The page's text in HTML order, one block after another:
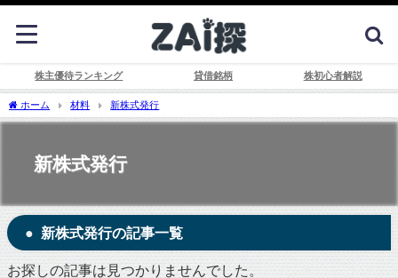
株主優待ランキング 貸借銘柄 株初心者解説
ホーム 材料 新株式発行
新株式発行
新株式発行の記事一覧
お探しの記事は見つかりませんでした。